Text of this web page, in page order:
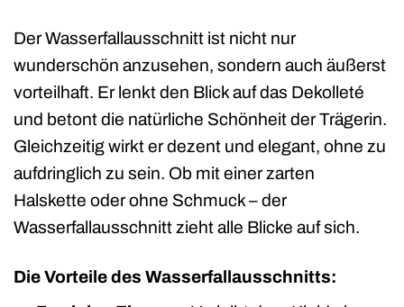
Der Wasserfallausschnitt ist nicht nur
wunderschön anzusehen, sondern auch äußerst
vorteilhaft. Er lenkt den Blick auf das Dekolleté
und betont die natürliche Schönheit der Trägerin.
Gleichzeitig wirkt er dezent und elegant, ohne zu
aufdringlich zu sein. Ob mit einer zarten
Halskette oder ohne Schmuck – der
Wasserfallausschnitt zieht alle Blicke auf sich.
Die Vorteile des Wasserfallausschnitts: